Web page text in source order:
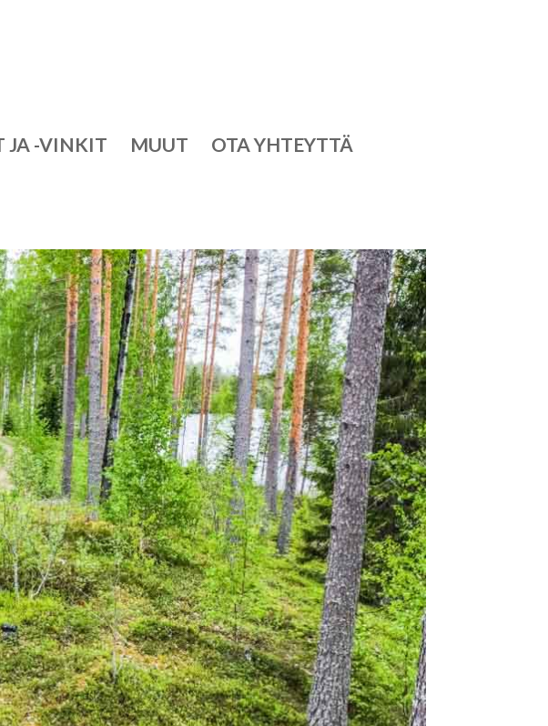
JA -VINKIT MUUT OTA YHTEYTTÄ